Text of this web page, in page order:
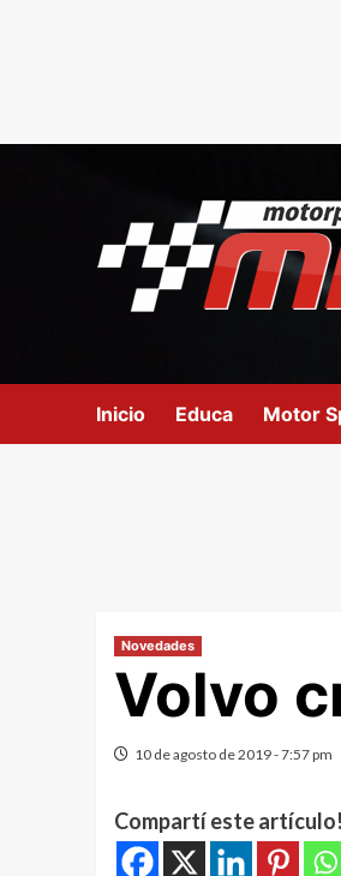
Inicio Educa Motor
Novedades
Volvo
10 de agosto de 2019 - 7:57 pm
Compartí este artículo!